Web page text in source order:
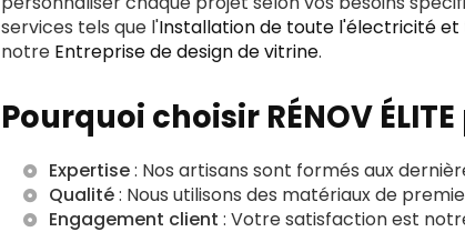
services tels que l'Installation de toute l'électricité et
notre Entreprise de design de vitrine.
Pourquoi choisir RÉNOV
Expertise: Nos artisans sont formés aux
Qualité: Nous utilisons des matériaux de
Engagement client : Votre satisfaction est